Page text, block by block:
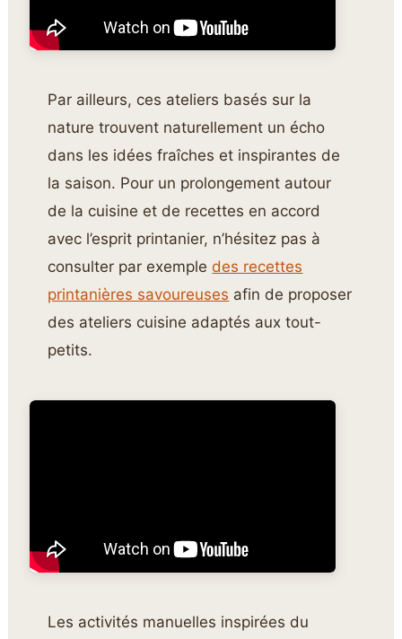
Par ailleurs, ces ateliers basés sur la
nature trouvent naturellement un écho
dans les idées fraîches et inspirantes de
la saison. Pour un prolongement autour
de la cuisine et de recettes en accord
avec l’esprit printanier, n’hésitez pas à
consulter par exemple des recettes
printanières savoureuses afin de proposer
des ateliers cuisine adaptés aux tout-
petits.
Les activités manuelles inspirées du